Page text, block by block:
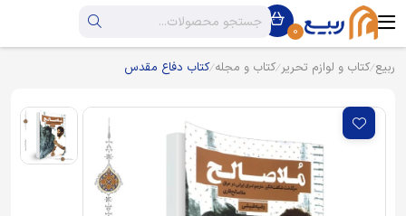
0
ربیع کتاب و لوازم تحریر کتاب و مجله کتاب دفاع مقدس